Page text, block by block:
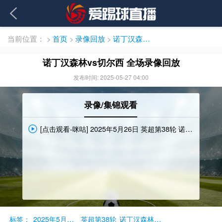
当前位置： > 首页 > 录像回放 > 诺丁汉森林vs切尔西 全场录像回放
诺丁汉森林vs切尔西 全场录像回放
发布时间: 2025-05-27 04:00
录像/集锦观看
[点击观看-咪咕] 2025年5月26日 英超第38轮 诺丁汉森林vs切尔西 完整录像回放
标签： 2025年5月26日 英超第38轮 诺丁汉森林VS切尔西